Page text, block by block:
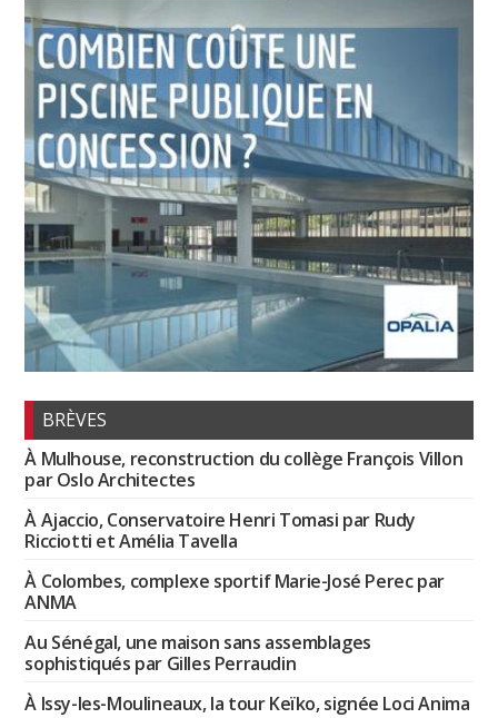
BRÈVES
À Mulhouse, reconstruction du collège François Villon
par Oslo Architectes
À Ajaccio, Conservatoire Henri Tomasi par Rudy
Ricciotti et Amélia Tavella
À Colombes, complexe sportif Marie-José Perec par
ANMA
Au Sénégal, une maison sans assemblages
sophistiqués par Gilles Perraudin
À Issy-les-Moulineaux, la tour Keïko, signée Loci Anima